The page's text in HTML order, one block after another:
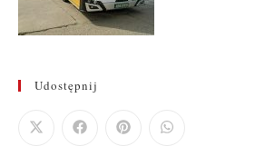
Udostępnij